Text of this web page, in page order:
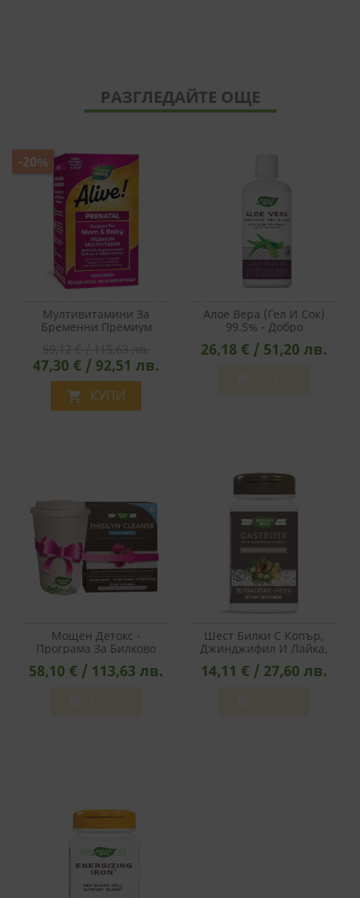
РАЗГЛЕДАЙТЕ ОЩЕ
Мултивитамини За
Бременни Премиум
Prenatal Multivitamin, 60
Софтгел Капсули
47,30 € / 92,51 лв.
 КУПИ
-20%
Алое Вера (гел И Сок)
99.5% - Добро
Храносмилане И Силен
Имунитет,1L
26,18 € / 51,20 лв.
Мощен Детокс -
Програма За Билково
Храносмилателно
Пречистване - Thisilyn®
58,10 € / 113,63 лв.
Шест Билки С Копър,
Джинджифил И Лайка,
Стандартизирана До
1,2% Апигенин - Nature's
14,11 € / 27,60 лв.